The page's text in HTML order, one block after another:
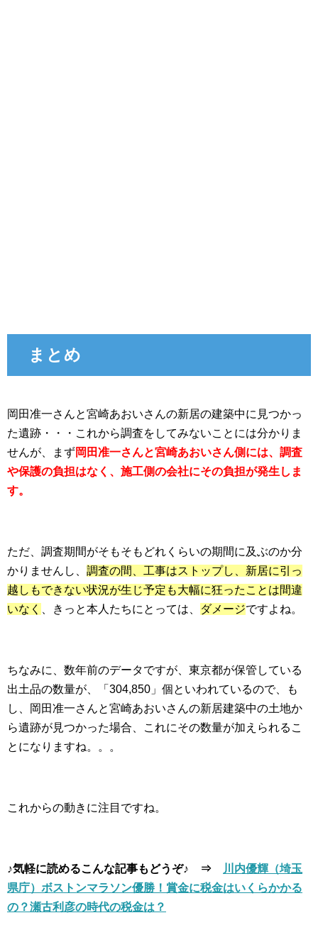
まとめ
岡田准一さんと宮崎あおいさんの新居の建築中に見つかっ
た遺跡・・・これから調査をしてみないことには分かりま
せんが、まず岡田准一さんと宮崎あおいさん側には、調査
や保護の負担はなく、施工側の会社にその負担が発生しま
す。
ただ、調査期間がそもそもどれくらいの期間に及ぶのか分
かりませんし、 調査の間、工事はストップし、新居に引っ
越しもできない状況が生じ予定も大幅に狂ったことは間違
いなく
、きっと本人たちにとっては、 ダメージですよね。
ちなみに、数年前のデータですが、東京都が保管している
出土品の数量が、「304,850」個といわれているので、も
し、岡田准一さんと宮崎あおいさんの新居建築中の土地か
ら遺跡が見つかった場合、これにその数量が加えられるこ
とになりますね。。。
これからの動きに注目ですね。
♪気軽に読めるこんな記事もどうぞ♪ ⇒
川内優輝（埼玉
県庁）ボストンマラソン優勝！賞金に税金はいくらかかる
の？瀬古利彦の時代の税金は？